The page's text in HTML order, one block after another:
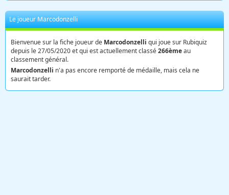
Le joueur Marcodonzelli
Bienvenue sur la fiche joueur de Marcodonzelli qui joue sur Rubiquiz
depuis le 27/05/2020 et qui est actuellement classé266èmeau
classement général.
Marcodonzelli n'a pas encore remporté de médaille, mais cela ne
saurait tarder.